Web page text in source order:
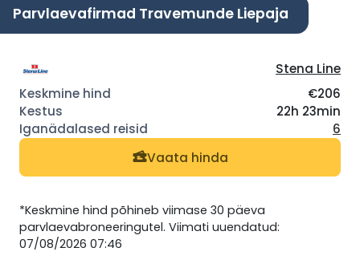
Parvlaevafirmad Travemunde Liepaja
Stena Line
€206
22h 23min
6
Vaata hinda
*Keskmine hind põhineb viimase 30 päeva
parvlaevabroneeringutel. Viimati uuendatud:
07/08/2026 07:46